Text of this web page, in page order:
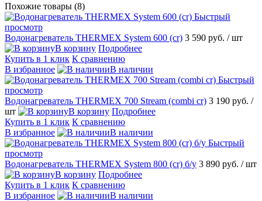
Похожие товары (8)
Быстрый
просмотр
Водонагреватель THERMEX System 600 (cr) 3 590 руб. / шт
В корзину Подробнее
Купить в 1 клик К сравнению
В избранное
В наличии
Быстрый
просмотр
Водонагреватель THERMEX 700 Stream (combi cr) 3 190 руб. /
шт
В корзину Подробнее
Купить в 1 клик К сравнению
В избранное
В наличии
Быстрый
просмотр
Водонагреватель THERMEX System 800 (cr) б/у 3 890 руб. / шт
В корзину Подробнее
Купить в 1 клик К сравнению
В избранное
В наличии